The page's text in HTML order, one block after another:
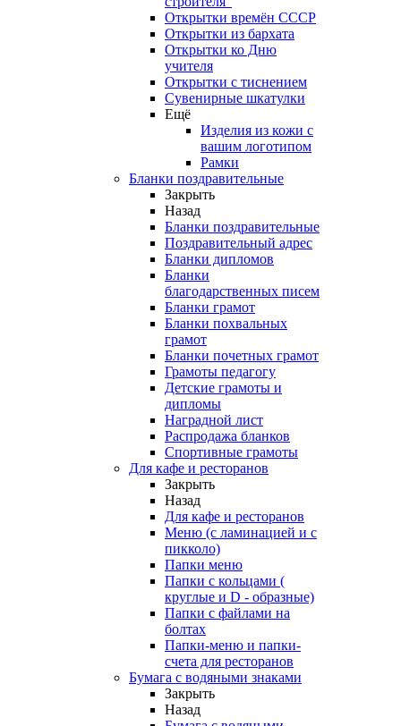
Открытки времён СССР
Открытки из бархата
Открытки ко Дню
учителя
Открытки с тиснением
Сувенирные шкатулки
Ещё
Изделия из кожи с
вашим логотипом
Рамки
Бланки поздравительные
Закрыть
Назад
Бланки поздравительные
Поздравительный адрес
Бланки дипломов
Бланки
благодарственных писем
Бланки грамот
Бланки похвальных
грамот
Бланки почетных грамот
Грамоты педагогу
Детские грамоты и
дипломы
Наградной лист
Распродажа бланков
Спортивные грамоты
Для кафе и ресторанов
Закрыть
Назад
Для кафе и ресторанов
Меню (с ламинацией и с
пикколо)
Папки меню
Папки с кольцами (
круглые и D - образные)
Папки с файлами на
болтах
Папки-меню и папки-
счета для ресторанов
Бумага с водяными знаками
Закрыть
Назад